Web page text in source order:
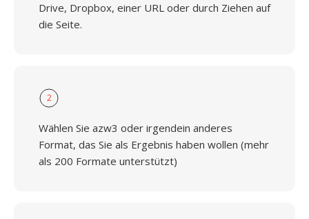
Drive, Dropbox, einer URL oder durch Ziehen auf
die Seite.
2
Wählen Sie azw3 oder irgendein anderes
Format, das Sie als Ergebnis haben wollen (mehr
als 200 Formate unterstützt)